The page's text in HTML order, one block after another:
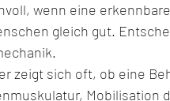
wenn eine
gleich gut.
zeigt sich oft, ob eine
Mobilisation